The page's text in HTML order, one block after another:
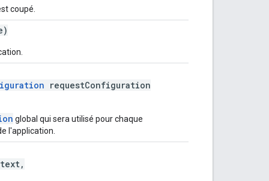
coupé.
requestConfiguration
global qui sera utilisé pour chaque
l'application.